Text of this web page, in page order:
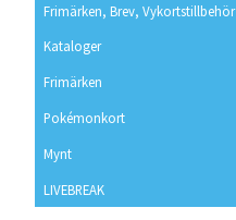
Frimärken, Brev, Vykortstillbehör
Kataloger
Frimärken
Pokémonkort
Mynt
LIVEBREAK